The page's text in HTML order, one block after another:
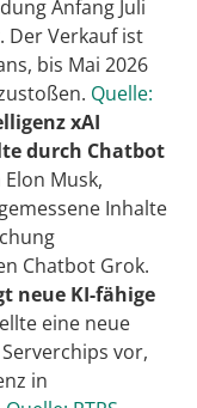
Anfang Juli
Der Verkauf ist
bis Mai 2026
Quelle:
xAI
durch Chatbot
Musk,
Inhalte
Chatbot Grok.
neue KI-fähige
eine neue
vor,
in